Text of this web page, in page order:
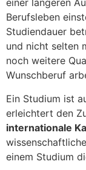
einer längeren
Berufsleben
Studiendauer
und nicht selten
noch weitere
Wunschberuf
Ein Studium ist
erleichtert den
internationale
einem Studium